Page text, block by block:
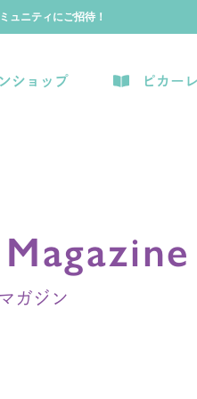
ュニティにご招待！
ショップ ピカー
ガジン